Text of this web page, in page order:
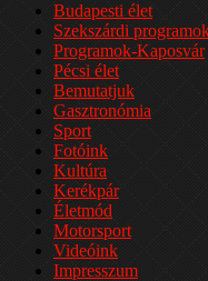
Budapesti élet
Szekszárdi
Programok-Kaposvár
Pécsi élet
Bemutatjuk
Gasztronómia
Sport
Fotóink
Kultúra
Kerékpár
Életmód
Motorsport
Videóink
Impresszum